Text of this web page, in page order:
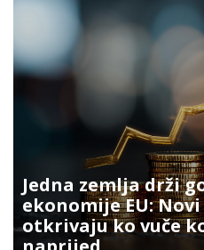
Jedna zemlja drži
ekonomije EU:
otkrivaju ko vuče